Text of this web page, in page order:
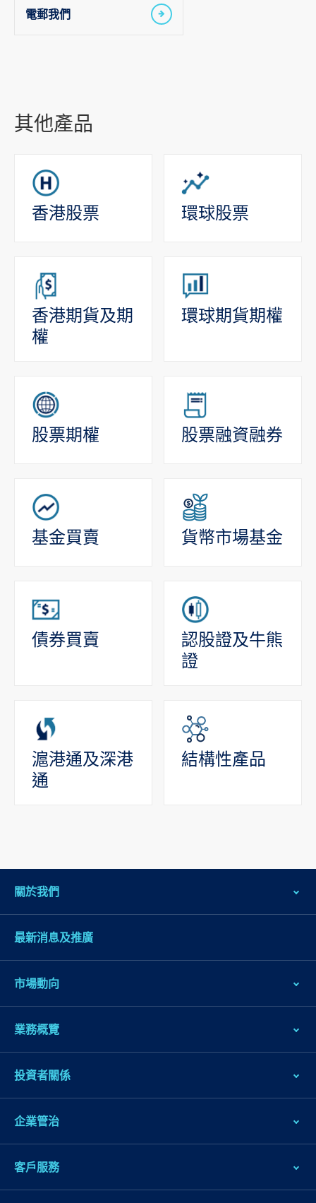
電郵我們
其他產品
香港股票 環球股票
香港期貨及期
權
環球期貨期權
股票期權 股票融資融券
基金買賣 貨幣市場基金
債券買賣
認股證及牛熊
證
滬港通及深港
通
結構性產品
關於我們
最新消息及推廣
市場動向
業務概覽
投資者關係
企業管治
客戶服務